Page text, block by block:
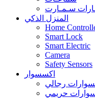
سـمـارت
المنزل الذكي
Home
Smart Lock
Smart Electric
Camera
Safety Sensors
اكسسوار
رجالي
حريمي